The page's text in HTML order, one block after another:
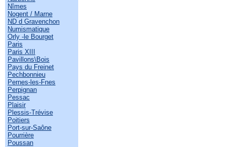
Nîmes
Nogent / Marne
ND d Gravenchon
Numismatique
Orly -le Bourget
Paris
Paris XIII
Pavillons\Bois
Pays du Freinet
Pechbonnieu
Pernes-les-Fnes
Perpignan
Pessac
Plaisir
Plessis-Trévise
Poitiers
Port-sur-Saône
Pourrière
Poussan